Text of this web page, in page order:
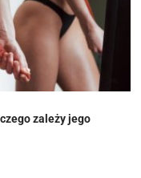
zależy jego